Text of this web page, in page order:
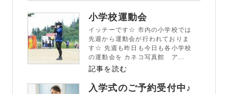
小学校運動会
イッチーです☆ 市内の小学校では
先週から運動会が行われておりま
す☆ 先週も昨日も今日も各小学校
の運動会を カネコ写真館 ア...
記事を読む
入学式のご予約受付中♪